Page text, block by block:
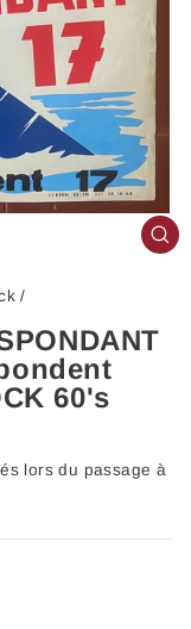
/
60's
lors du passage à